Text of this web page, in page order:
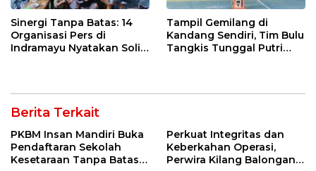
Sinergi Tanpa Batas: 14
Organisasi Pers di
Indramayu Nyatakan Solid
Tampil Gemilang di
Kandang Sendiri, Tim Bulu
Tangkis Tunggal Putri
Berita Terkait
PKBM Insan Mandiri Buka
Pendaftaran Sekolah
Kesetaraan Tanpa Batas
Perkuat Integritas dan
Keberkahan Operasi,
Perwira Kilang Balongan